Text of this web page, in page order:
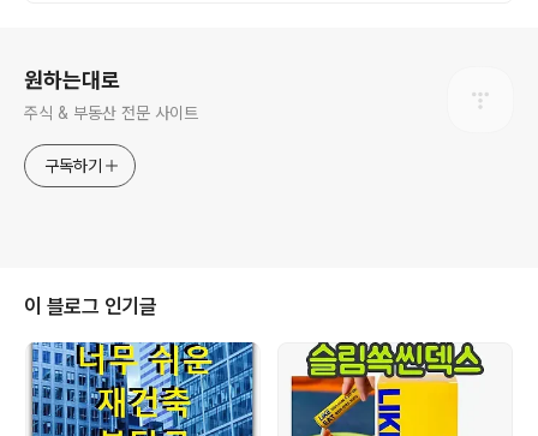
원하는대로
주식 & 부동산 전문 사이트
구독하기
이 블로그 인기글